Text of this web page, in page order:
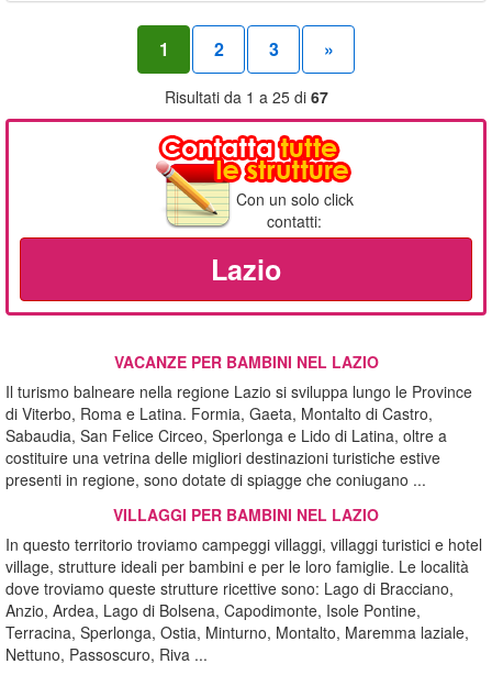
1 2 3 »
Risultati da 1 a 25 di 67
Con un solo click
contatti:
Lazio
VACANZE PER BAMBINI NEL LAZIO
Il turismo balneare nella regione Lazio si sviluppa lungo le Province
di Viterbo, Roma e Latina. Formia, Gaeta, Montalto di Castro,
Sabaudia, San Felice Circeo, Sperlonga e Lido di Latina, oltre a
costituire una vetrina delle migliori destinazioni turistiche estive
presenti in regione, sono dotate di spiagge che coniugano ...
VILLAGGI PER BAMBINI NEL LAZIO
In questo territorio troviamo campeggi villaggi, villaggi turistici e hotel
village, strutture ideali per bambini e per le loro famiglie. Le località
dove troviamo queste strutture ricettive sono: Lago di Bracciano,
Anzio, Ardea, Lago di Bolsena, Capodimonte, Isole Pontine,
Terracina, Sperlonga, Ostia, Minturno, Montalto, Maremma laziale,
Nettuno, Passoscuro, Riva ...